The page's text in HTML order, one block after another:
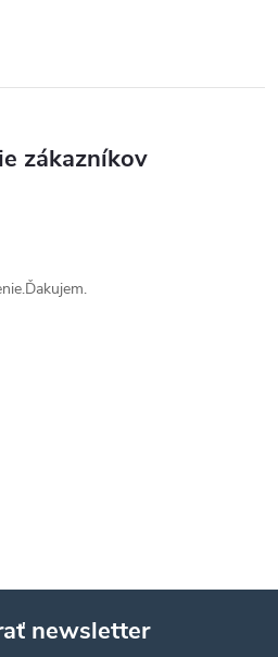
zákazníkov
newsletter